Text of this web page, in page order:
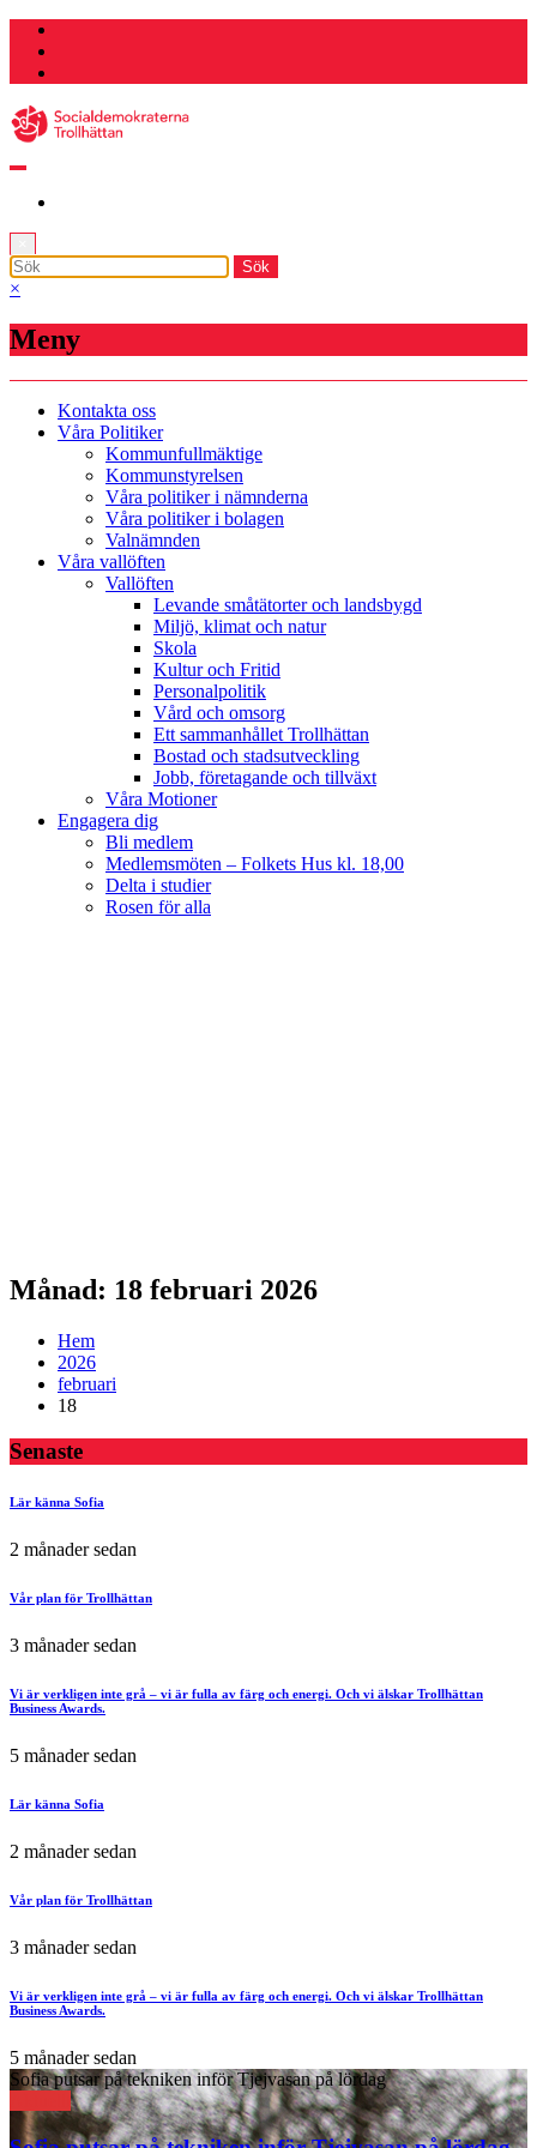
Hoppa
innehåll
×
Meny
Kontakta oss
Våra Politiker
Kommunfullmäktige
Kommunstyrelsen
Våra politiker i nämnderna
Våra politiker i bolagen
Valnämnden
Våra vallöften
Vallöften
Levande småtätorter och landsbygd
Miljö, klimat och natur
Skola
Kultur och Fritid
Personalpolitik
Vård och omsorg
Ett sammanhållet Trollhättan
Bostad och stadsutveckling
Jobb, företagande och tillväxt
Våra Motioner
Engagera dig
Bli medlem
Medlemsmöten – Folkets Hus kl. 18,00
Delta i studier
Rosen för alla
Månad: 18 februari 2026
Hem
2026
februari
18
Senaste
Lär känna Sofia
2 månader sedan
Vår plan för Trollhättan
3 månader sedan
Vi är verkligen inte grå – vi är fulla av färg och energi. Och vi älskar Trollhättan
Business Awards.
5 månader sedan
Lär känna Sofia
2 månader sedan
Vår plan för Trollhättan
3 månader sedan
Vi är verkligen inte grå – vi är fulla av färg och energi. Och vi älskar Trollhättan
Business Awards.
5 månader sedan
Sofia putsar på tekniken inför Tjejvasan på lördag